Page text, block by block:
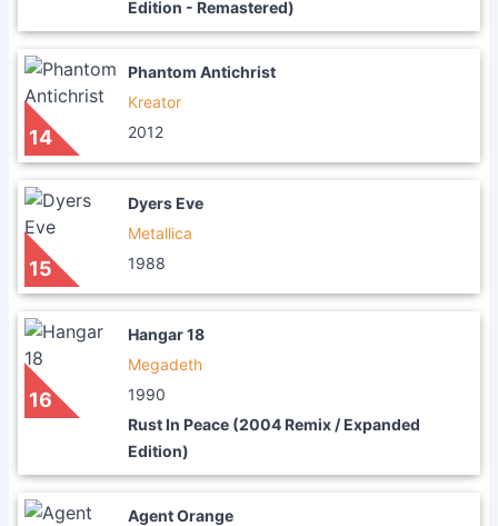
Edition - Remastered)
14
Phantom Antichrist
Kreator
2012
15
Dyers Eve
Metallica
1988
16
Hangar 18
Megadeth
1990
Rust In Peace (2004 Remix / Expanded
Edition)
Agent Orange